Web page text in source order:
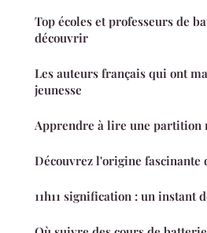
Top écoles et professeurs de
découvrir
Les auteurs français qui ont
jeunesse
Apprendre à lire une partition
Découvrez l'origine
11h11 signification : un instant